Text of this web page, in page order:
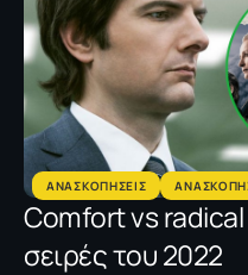
ΑΝΑΣΚΟΠΗΣΕΙΣ
Comfort vs radical
σειρές του 2022